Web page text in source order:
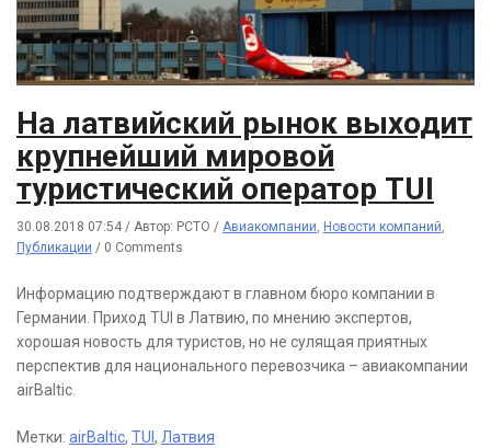
Hа латвийский рынок выходит
крупнейший мировой
туристический оператор TUI
30.08.2018 07:54 / Автор: РСТО / Авиакомпании, Новости компаний,
Публикации / 0 Comments
Информацию подтверждают в главном бюро компании в
Германии. Приход TUI в Латвию, по мнению экспертов,
хорошая новость для туристов, но не сулящая приятных
перспектив для национального перевозчика – авиакомпании
airBaltic.
Метки: airBaltic, TUI , Латвия